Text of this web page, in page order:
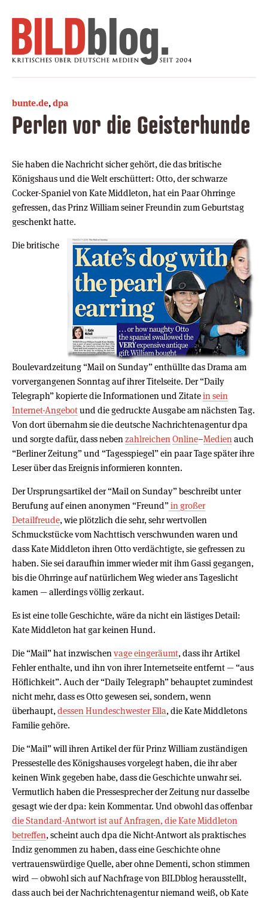
bunte.de,dpa
Perlen vor die Geisterhunde
Sie haben die Nachricht sicher gehört, die das britische
Königshaus und die Welt erschüttert: Otto, der schwarze
Cocker-Spaniel von Kate Middleton, hat ein Paar Ohrringe
gefressen, das Prinz William seiner Freundin zum Geburtstag
geschenkt hatte.
Die britische
Boulevardzeitung “Mail on Sunday” enthüllte das Drama am
vorvergangenen Sonntag auf ihrer Titelseite. Der “Daily
Telegraph” kopierte die Informationen und Zitatein sein
Internet-Angebotund die gedruckte Ausgabe am nächsten Tag.
Von dort übernahm sie die deutsche Nachrichtenagentur dpa
und sorgte dafür, dass neben zahlreichen Online–Medien auch
“Berliner Zeitung” und “Tagesspiegel” ein paar Tage später ihre
Leser über das Ereignis informieren konnten.
Der Ursprungsartikel der “Mail on Sunday” beschreibt unter
Berufung auf einen anonymen “Freund”in großer
Detailfreude, wie plötzlich die sehr, sehr wertvollen
Schmuckstücke vom Nachttisch verschwunden waren und
dass Kate Middleton ihren Otto verdächtigte, sie gefressen zu
haben. Sie sei daraufhin immer wieder mit ihm Gassi gegangen,
bis die Ohrringe auf natürlichem Weg wieder ans Tageslicht
kamen — allerdings völlig zerkaut.
Es ist eine tolle Geschichte, wäre da nicht ein lästiges Detail:
Kate Middleton hat gar keinen Hund.
Die “Mail” hat inzwischen vage eingeräumt, dass ihr Artikel
Fehler enthalte, und ihn von ihrer Internetseite entfernt — “aus
Höflichkeit”. Auch der “Daily Telegraph” behauptet zumindest
nicht mehr, dass es Otto gewesen sei, sondern, wenn
überhaupt, dessen Hundeschwester Ella, die Kate Middletons
Familie gehöre.
Die “Mail” will ihren Artikel der für Prinz William zuständigen
Pressestelle des Königshauses vorgelegt haben, die ihr aber
keinen Wink gegeben habe, dass die Geschichte unwahr sei.
Vermutlich haben die Pressesprecher der Zeitung nur dasselbe
gesagt wie der dpa: kein Kommentar. Und obwohl das offenbar
die Standard-Antwort ist auf Anfragen, die Kate Middleton
betreffen, scheint auch dpa die Nicht-Antwort als praktisches
Indiz genommen zu haben, dass eine Geschichte ohne
vertrauenswürdige Quelle, aber ohne Dementi, schon stimmen
wird — obwohl sich auf Nachfrage von BILDblog herausstellt,
dass auch bei der Nachrichtenagentur niemand weiß, ob Kate